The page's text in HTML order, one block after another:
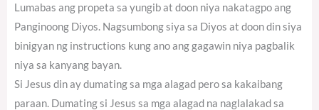
Lumabas ang propeta sa yungib at doon niya nakatagpo ang
Panginoong Diyos. Nagsumbong siya sa Diyos at doon din siya
binigyan ng instructions kung ano ang gagawin niya pagbalik
niya sa kanyang bayan.
Si Jesus din ay dumating sa mga alagad pero sa kakaibang
paraan. Dumating si Jesus sa mga alagad na naglalakad sa